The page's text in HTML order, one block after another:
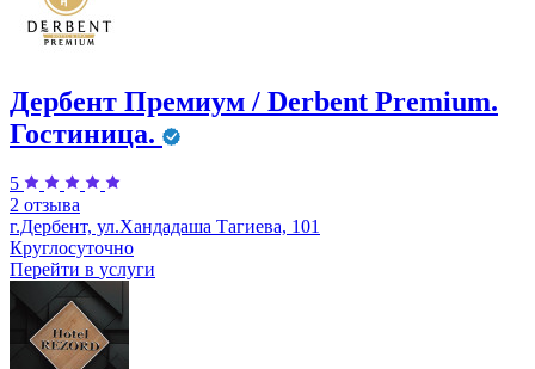
Дербент Премиум / Derbent Premium.
Гостиница.
5
2 отзыва
г.Дербент, ул.​Хандадаша Тагиева, 101
Круглосуточно
Перейти в услуги